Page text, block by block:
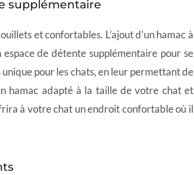
supplémentaire
et confortables. L’ajout d’un hamac à
de détente supplémentaire pour se
pour les chats, en leur permettant de
hamac adapté à la taille de votre chat et
à votre chat un endroit confortable où il